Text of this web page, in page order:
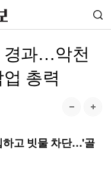
경과…악천
총력
하고 빗물 차단…'골